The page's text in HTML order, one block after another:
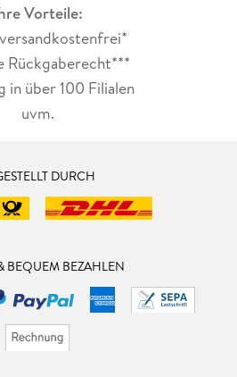
Vorteile:
Rückgaberecht***
in über 100 Filialen
uvm.
DURCH
BEQUEM BEZAHLEN